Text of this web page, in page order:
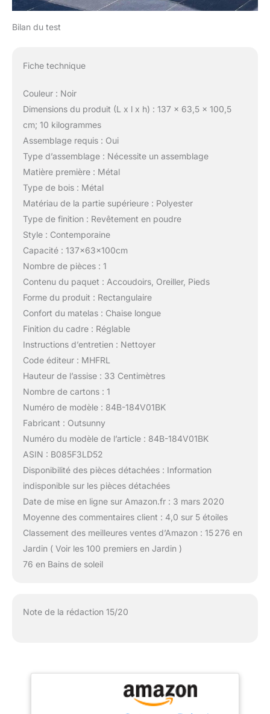
Bilan du test
Fiche technique
Couleur : Noir
Dimensions du produit (L x l x h) : 137 x 63,5 x 100,5
cm; 10 kilogrammes
Assemblage requis : Oui
Type d’assemblage : Nécessite un assemblage
Matière première : Métal
Type de bois : Métal
Matériau de la partie supérieure : Polyester
Type de finition : Revêtement en poudre
Style : Contemporaine
Capacité : 137x63x100cm
Nombre de pièces : 1
Contenu du paquet : Accoudoirs, Oreiller, Pieds
Forme du produit : Rectangulaire
Confort du matelas : Chaise longue
Finition du cadre : Réglable
Instructions d’entretien : Nettoyer
Code éditeur : MHFRL
Hauteur de l’assise : 33 Centimètres
Nombre de cartons : 1
Numéro de modèle : 84B-184V01BK
Fabricant : Outsunny
Numéro du modèle de l’article : 84B-184V01BK
ASIN : B085F3LD52
Disponibilité des pièces détachées : Information
indisponible sur les pièces détachées
Date de mise en ligne sur Amazon.fr : 3 mars 2020
Moyenne des commentaires client : 4,0 sur 5 étoiles
Classement des meilleures ventes d’Amazon : 15 276 en
Jardin ( Voir les 100 premiers en Jardin )
76 en Bains de soleil
Note de la rédaction 15/20